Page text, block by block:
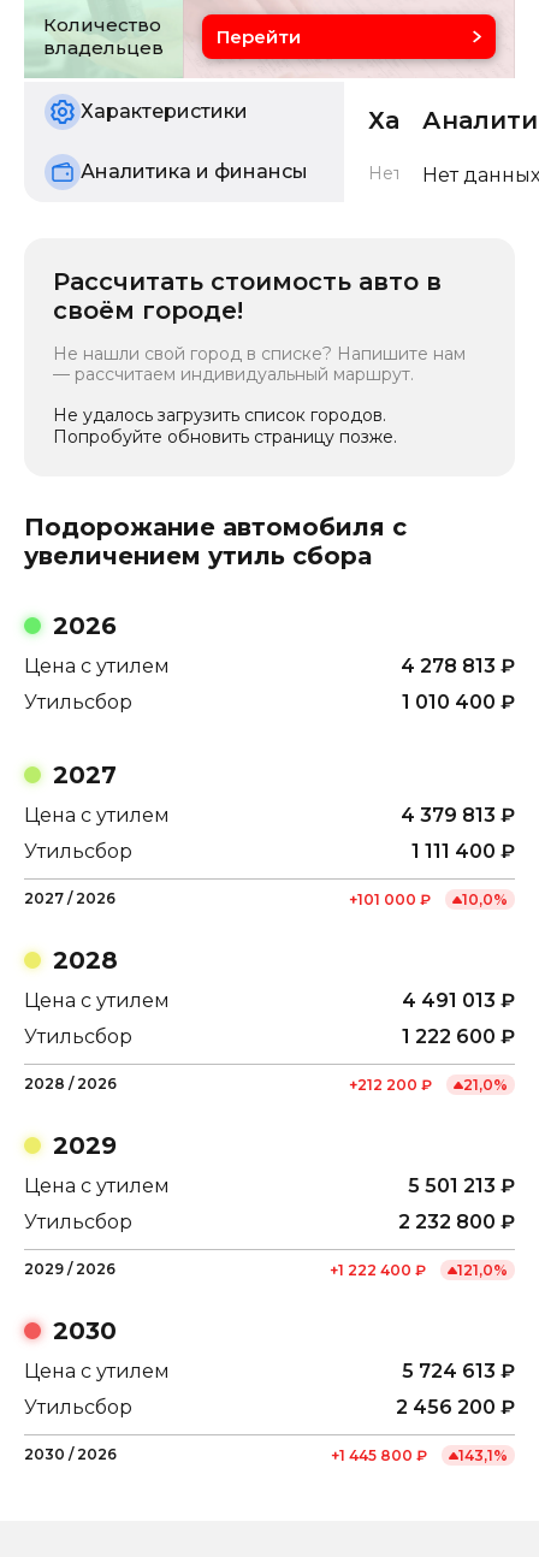
Количество
владельцев
Перейти
Характеристики
Аналитика и финансы Нет данных о
Нет
Рассчитать стоимость авто в
своём городе!
Не нашли свой город в списке? Напишите нам
— рассчитаем индивидуальный маршрут.
Не удалось загрузить список городов.
Попробуйте обновить страницу позже.
Подорожание автомобиля с
увеличением утиль сбора
2026
Цена с утилем 4 278 813 ₽
Утильсбор
1 010 400 ₽
2027
Цена с утилем 4 379 813 ₽
Утильсбор
1 111 400 ₽
2027 / 2026 +101 000 ₽ 10,0%
2028
Цена с утилем 4 491 013 ₽
Утильсбор
1 222 600 ₽
2028 / 2026 +212 200 ₽ 21,0%
2029
Цена с утилем 5 501 213 ₽
Утильсбор
2 232 800 ₽
2029 / 2026 +1 222 400 ₽ 121,0%
2030
Цена с утилем 5 724 613 ₽
Утильсбор
2 456 200 ₽
2030 / 2026 +1 445 800 ₽ 143,1%